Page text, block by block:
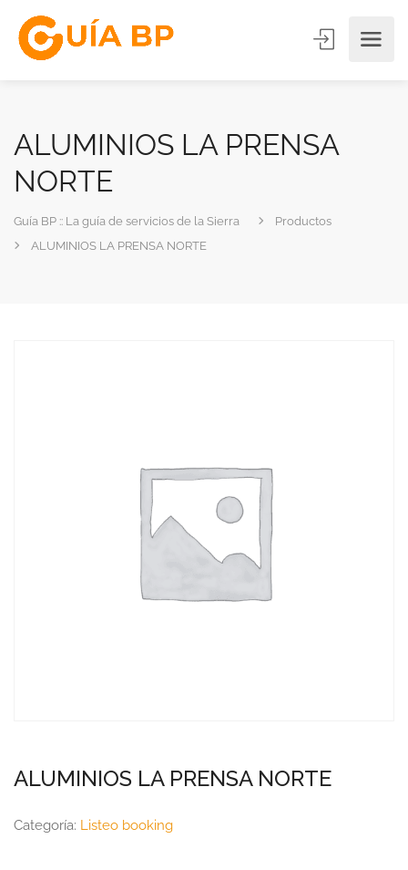
ALUMINIOS LA PRENSA
NORTE
Guía BP :: La guía de servicios de la Sierra
Productos
ALUMINIOS LA PRENSA NORTE
ALUMINIOS LA PRENSA NORTE
Categoría: Listeo booking